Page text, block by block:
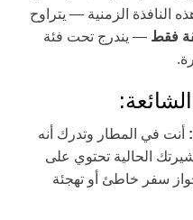
الزمنية — يتراوح
— يندرج تحت فئة
أنت في المطار وتدرك أنه
الحالية تحتوي على
سفر خاطئ أو تهجئة